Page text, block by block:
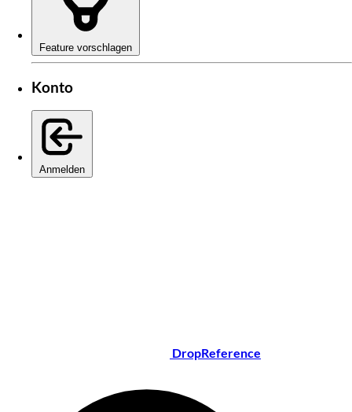
Feature vorschlagen
Konto
Anmelden
DropReference